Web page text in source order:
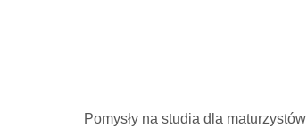
Pomysły na studia dla maturzystów